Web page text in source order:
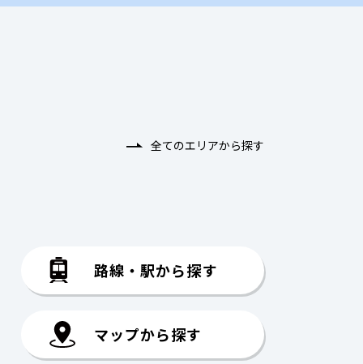
全てのエリアから探す
路線・駅から探す
マップから探す